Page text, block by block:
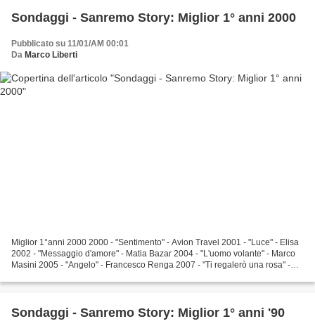
Sondaggi - Sanremo Story: Miglior 1° anni 2000
Pubblicato su 11/01/AM 00:01
Da Marco Liberti
Miglior 1°anni 2000 2000 - "Sentimento" - Avion Travel 2001 - "Luce" - Elisa
2002 - "Messaggio d'amore" - Matia Bazar 2004 - "L'uomo volante" - Marco
Masini 2005 - "Angelo" - Francesco Renga 2007 - "Ti regalerò una rosa" -
Sondaggi - Sanremo Story: Miglior 1° anni '90